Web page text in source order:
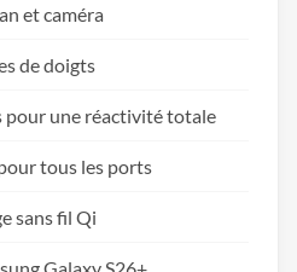
et caméra
de doigts
pour une réactivité totale
tous les ports
sans fil Qi